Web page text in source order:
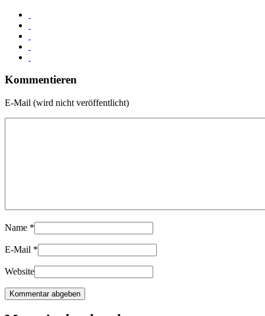
Kommentieren
E-Mail (wird nicht veröffentlicht)
Name *
E-Mail *
Website